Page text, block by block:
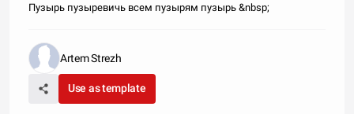
Пузырь пузыревичь всем пузырям пузырь &nbsp;
Artem Strezh
Use as template